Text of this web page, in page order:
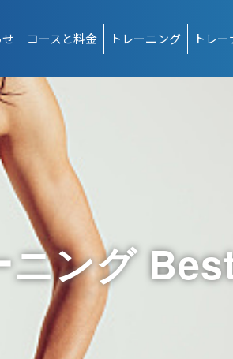
コースと料金 トレーニング トレ
ング